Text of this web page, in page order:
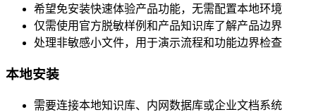
希望免安装快速体验产品功能，无需配置本地环境
仅需使用官方脱敏样例和产品知识库了解产品边界
处理非敏感小文件，用于演示流程和功能边界检查
本地安装
需要连接本地知识库、内网数据库或企业文档系统